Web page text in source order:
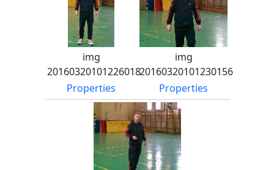
img
20160320101226018
Properties
img
20160320101230156
Properties